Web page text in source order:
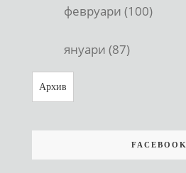
февруари (100)
януари (87)
Архив
FACEBOOK